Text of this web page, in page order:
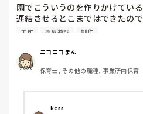
園でこういうのを作りかけている
連結させるとこまではできたので
回りに布を貼ろうと思っているの
どなたかご存知でしたら、教え
です。
一つのパーティションごとに貼ら
工作 部屋遊び 制作
ニコニコまん
保育士, その他の職種, 事業所内保育
kcss